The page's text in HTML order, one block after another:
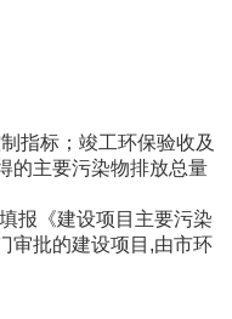
指标；竣工环保验收及
的主要污染物排放总量
报《建设项目主要污染
审批的建设项目,由市环